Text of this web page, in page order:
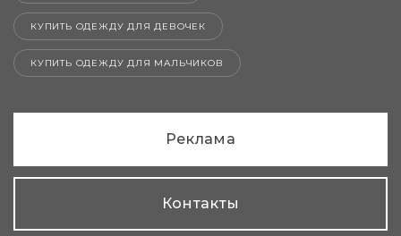
КУПИТЬ ОДЕЖДУ ДЛЯ ДЕВОЧЕК
КУПИТЬ ОДЕЖДУ ДЛЯ МАЛЬЧИКОВ
Реклама
Контакты